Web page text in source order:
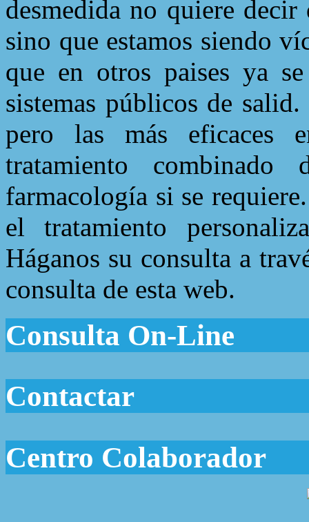
desmedida no quiere
sino que estamos siendo
que en otros paises ya
sistemas públicos de
pero las más eficaces
tratamiento combinado
farmacología si se
el tratamiento
Háganos su consulta a
consulta de esta web.
Consulta On-Line
Contactar
Centro Colaborador